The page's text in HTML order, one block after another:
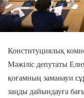
Конституциялық
Мәжіліс депутаты
қоғамның заманауи
заңды дайындауға